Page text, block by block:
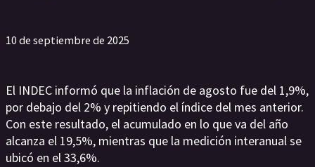
10 de septiembre de 2025
El INDEC informó que la inflación de agosto fue del 1,9%,
por debajo del 2% y repitiendo el índice del mes anterior.
Con este resultado, el acumulado en lo que va del año
alcanza el 19,5%, mientras que la medición interanual se
ubicó en el 33,6%.